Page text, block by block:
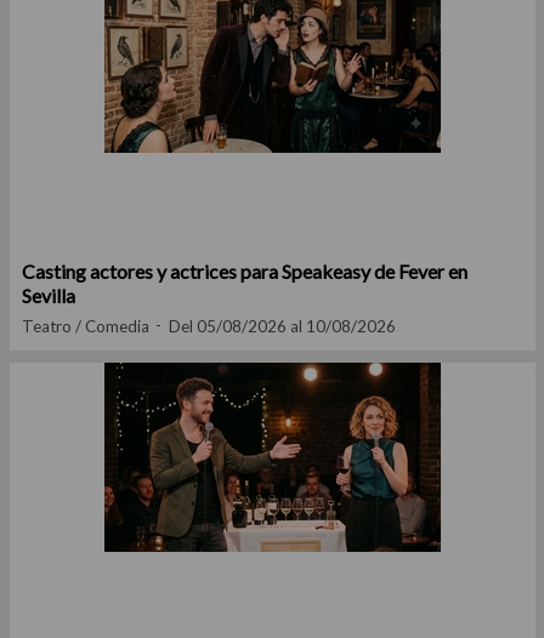
Casting actores y actrices para Speakeasy de Fever en
Sevilla
Teatro / Comedia Del 05/08/2026 al 10/08/2026